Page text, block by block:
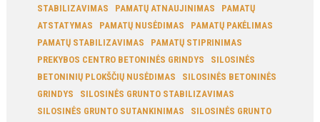
STABILIZAVIMAS
PAMATŲ ATNAUJINIMAS
PAMATŲ
ATSTATYMAS
PAMATŲ NUSĖDIMAS
PAMATŲ PAKĖLIMAS
PAMATŲ STABILIZAVIMAS
PAMATŲ STIPRINIMAS
PREKYBOS CENTRO BETONINĖS GRINDYS
SILOSINĖS
BETONINIŲ PLOKŠČIŲ NUSĖDIMAS
SILOSINĖS BETONINĖS
GRINDYS
SILOSINĖS GRUNTO STABILIZAVIMAS
SILOSINĖS GRUNTO SUTANKINIMAS
SILOSINĖS GRUNTO